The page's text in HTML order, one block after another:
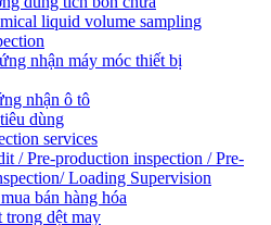
liquid volume sampling
nhận máy móc thiết bị
nhận ô tô
dùng
services
/ Pre-production inspection / Pre-
Loading Supervision
bán hàng hóa
dệt may